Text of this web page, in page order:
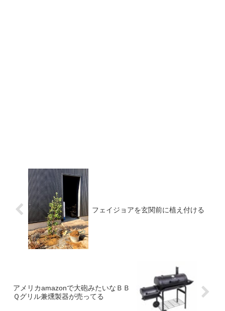
フェイジョアを玄関前に植え付ける
アメリカamazonで大砲みたいなＢＢ
Ｑグリル兼燻製器が売ってる